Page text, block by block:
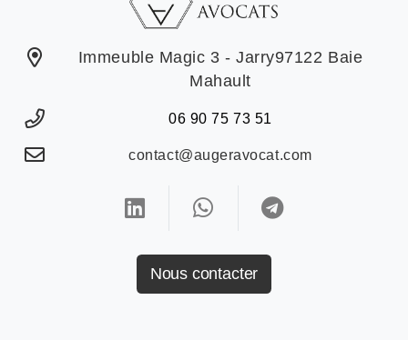
Immeuble Magic 3 - Jarry97122 Baie
Mahault
06 90 75 73 51
contact@augeravocat.com
Nous contacter